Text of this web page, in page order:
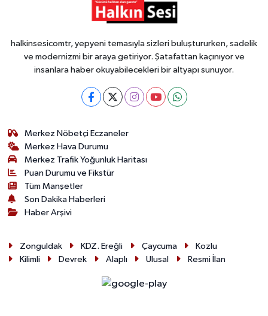
halkinsesicomtr, yepyeni temasıyla sizleri buluştururken, sadelik
ve modernizmi bir araya getiriyor. Şatafattan kaçınıyor ve
insanlara haber okuyabilecekleri bir altyapı sunuyor.
Merkez Nöbetçi Eczaneler
Merkez Hava Durumu
Merkez Trafik Yoğunluk Haritası
Puan Durumu ve Fikstür
Tüm Manşetler
Son Dakika Haberleri
Haber Arşivi
Zonguldak KDZ. Ereğli Çaycuma
Kozlu
Kilimli
Devrek Alaplı Ulusal Resmi İlan